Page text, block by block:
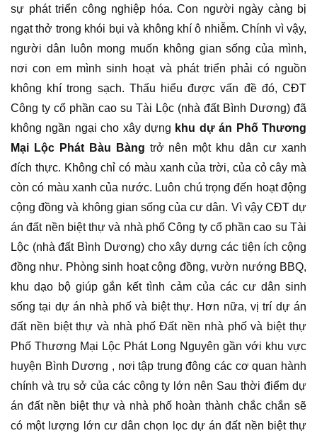
sự phát triển công nghiệp hóa. Con người ngày càng bị
ngạt thở trong khói bụi và không khí ô nhiễm. Chính vì vậy,
người dân luôn mong muốn không gian sống của mình,
nơi con em mình sinh hoạt và phát triển phải có nguồn
không khí trong sạch. Thấu hiểu được vấn đề đó, CĐT
Công ty cổ phần cao su Tài Lộc (nhà đất Bình Dương) đã
không ngần ngại cho xây dựng khu dự án Phố Thương
Mại Lộc Phát Bàu Bàng trở nên một khu dân cư xanh
đích thực. Không chỉ có màu xanh của trời, của cỏ cây mà
còn có màu xanh của nước. Luôn chú trọng đến hoạt động
cộng đồng và không gian sống của cư dân. Vì vậy CĐT dự
án đất nền biệt thự và nhà phố Công ty cổ phần cao su Tài
Lộc (nhà đất Bình Dương) cho xây dựng các tiện ích cộng
đồng như. Phòng sinh hoạt cộng đồng, vườn nướng BBQ,
khu dạo bộ giúp gắn kết tình cảm của các cư dân sinh
sống tại dự án nhà phố và biệt thự. Hơn nữa, vị trí dự án
đất nền biệt thự và nhà phố Đất nền nhà phố và biệt thự
Phố Thương Mại Lộc Phát Long Nguyên gần với khu vực
huyện Bình Dương , nơi tập trung đông các cơ quan hành
chính và trụ sở của các công ty lớn nên Sau thời điểm dự
án đất nền biệt thự và nhà phố hoàn thành chắc chắn sẽ
có một lượng lớn cư dân chọn lọc dự án đất nền biệt thự